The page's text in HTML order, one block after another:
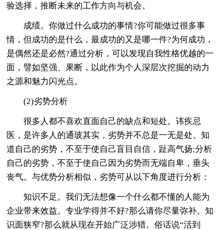
验选择，推断未来的工作方向与机会。
成绩。你做过什么成功的事情?你可能做过很多事
情，但成功的是什么，最成功的又是哪一件?为何成功，
是偶然还是必然?通过分析，可以发现自我性格优越的一
面，譬如坚强、果断，以此作为个人深层次挖掘的动力
之源和魅力闪光点。
(2)劣势分析
很多人都不喜欢直面自己的缺点和短处。讳疾忌
医，是许多人的通玻其实，劣势并不总是一无是处。知
道自己的劣势，不至于使自己盲目自信，趾高气扬;分析
自己的劣势，不至于使自己因为劣势而无端自卑，垂头
丧气。与优势分析相似，劣势可从以下角度进行分析：
知识不足。我们无法想像一个什么都不懂的人能为
企业带来效益。专业学得并不好?那么请你尽量弥补。知
识面狭窄?那么就从现在开始广泛涉猎。俗话说“活到